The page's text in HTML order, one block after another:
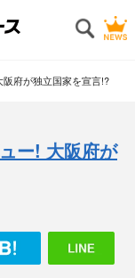
府が独立国家を宣言!?
ー! 大阪府が